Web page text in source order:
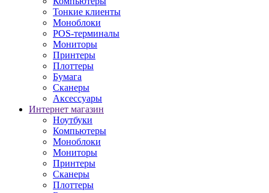
Тонкие клиенты
Моноблоки
POS-терминалы
Мониторы
Принтеры
Плоттеры
Бумага
Сканеры
Аксессуары
Интернет магазин
Ноутбуки
Компьютеры
Моноблоки
Мониторы
Принтеры
Сканеры
Плоттеры